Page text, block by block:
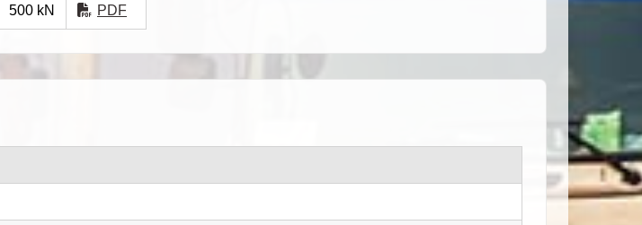
500 kN PDF